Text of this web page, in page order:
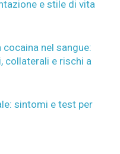
e stile di vita
nel sangue:
collaterali e rischi a
sintomi e test per